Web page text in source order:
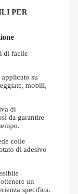
di facile
applicato su
mobili,
di
da garantire
colle
di adesivo
un
specifica.